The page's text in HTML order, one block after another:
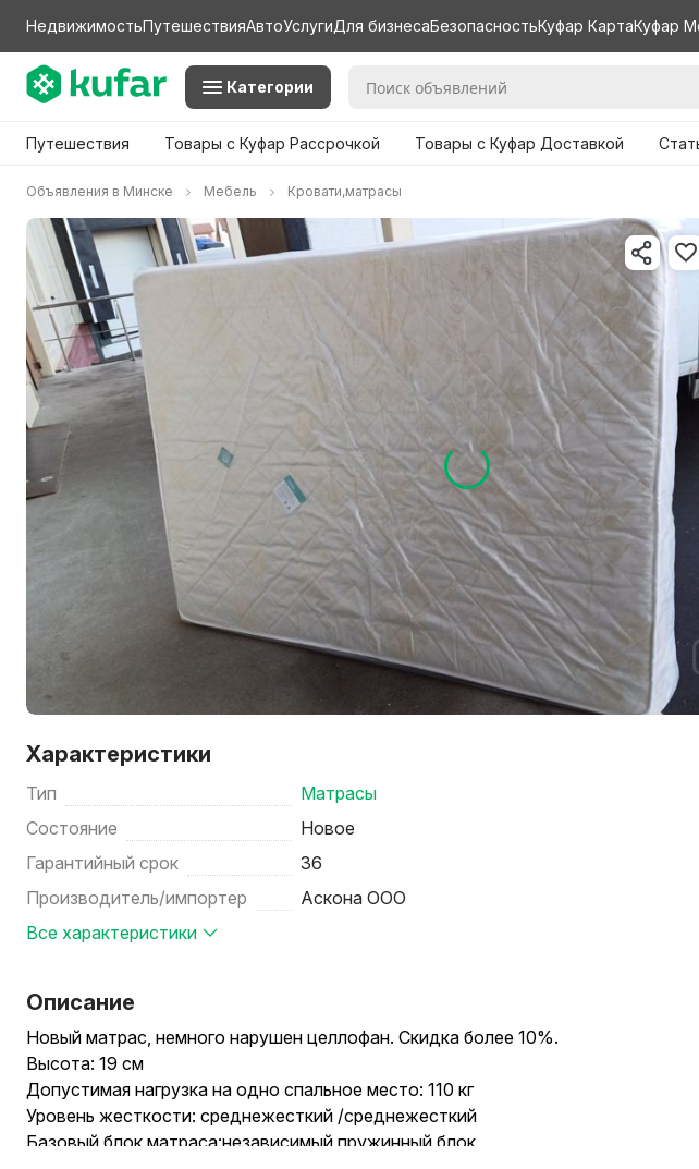
НедвижимостьПутешествияАвтоУслугиДля бизнесаБезопасностьКуфар КартаКуфар
Категории
Путешествия Товары с Куфар Рассрочкой Товары с Куфар Доставкой
Объявления в Минске Мебель Кровати,матрасы
Характеристики
Тип
Матрасы
Состояние
Новое
Гарантийный срок
36
Производитель/импортер
Аскона ООО
Все характеристики
Описание
Новый матрас, немного нарушен целлофан. Скидка более 10%.
Высота: 19 см
Допустимая нагрузка на одно спальное место: 110 кг
Уровень жесткости: среднежесткий /среднежесткий
Базовый блок матраса:независимый пружинный блок